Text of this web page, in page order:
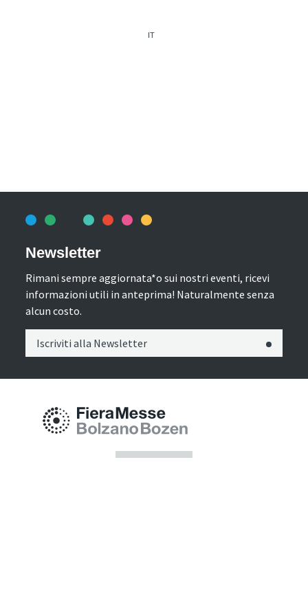
IT
Newsletter
Rimani sempre aggiornata*o sui nostri eventi, ricevi
informazioni utili in anteprima! Naturalmente senza
alcun costo.
Iscriviti alla Newsletter